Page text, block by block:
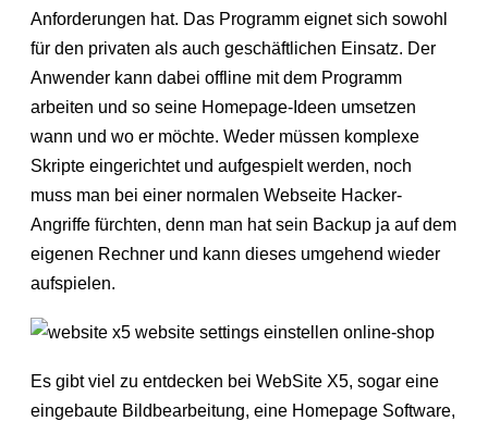
Anforderungen hat. Das Programm eignet sich sowohl
für den privaten als auch geschäftlichen Einsatz. Der
Anwender kann dabei offline mit dem Programm
arbeiten und so seine Homepage-Ideen umsetzen
wann und wo er möchte. Weder müssen komplexe
Skripte eingerichtet und aufgespielt werden, noch
muss man bei einer normalen Webseite Hacker-
Angriffe fürchten, denn man hat sein Backup ja auf dem
eigenen Rechner und kann dieses umgehend wieder
aufspielen.
Es gibt viel zu entdecken bei WebSite X5, sogar eine
eingebaute Bildbearbeitung, eine Homepage Software,